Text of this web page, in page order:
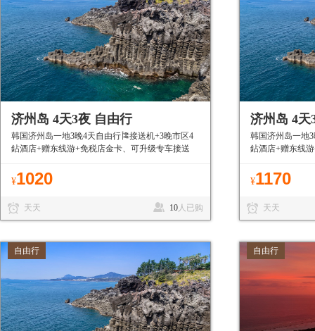
济州岛 4天3夜 自由行
韩国济州岛一地3晚4天自由行🎏接送机+3晚市区4
鉆酒店+赠东线游+免税店金卡、可升级专车接送
¥1020
天天 10人已购
济州岛 4天
韩国济州岛一地
鉆酒店+赠东线
¥1170
天天
自由行 自由行